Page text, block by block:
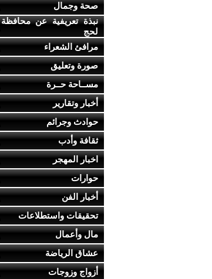
صحة وجمال
نبذة تعريفية عن محافظة
لحج
مرافئ الشعراء
صورة وتعليق
مســاحة حــرة
أخبار وتقارير
حوادث وجرائم
ثقافة وأدب
اخبار المهجر
حوارات
أخبار الفن
تحقيقات واستطلاعات
مال وأعمال
عشاق الرياضة
أزواج وزوجات